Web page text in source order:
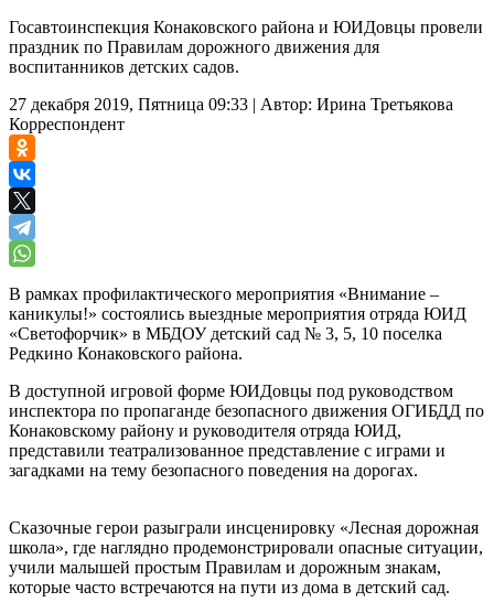
Госавтоинспекция Конаковского района и ЮИДовцы провели
праздник по Правилам дорожного движения для
воспитанников детских садов.
27 декабря 2019, Пятница 09:33 | Автор: Ирина Третьякова
Корреспондент
В рамках профилактического мероприятия «Внимание –
каникулы!» состоялись выездные мероприятия отряда ЮИД
«Светофорчик» в МБДОУ детский сад № 3, 5, 10 поселка
Редкино Конаковского района.
В доступной игровой форме ЮИДовцы под руководством
инспектора по пропаганде безопасного движения ОГИБДД по
Конаковскому району и руководителя отряда ЮИД,
представили театрализованное представление с играми и
загадками на тему безопасного поведения на дорогах.
Сказочные герои разыграли инсценировку «Лесная дорожная
школа», где наглядно продемонстрировали опасные ситуации,
учили малышей простым Правилам и дорожным знакам,
которые часто встречаются на пути из дома в детский сад.